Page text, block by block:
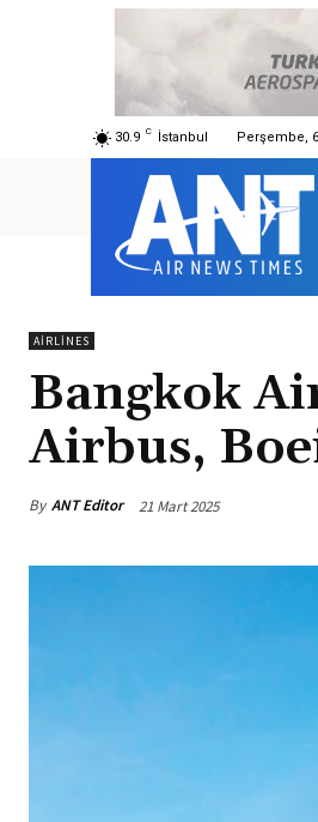
30.9 C İstanbul Perşembe,
AIRLINES
Bangkok
Airbus,
By ANT Editor 21 Mart 2025